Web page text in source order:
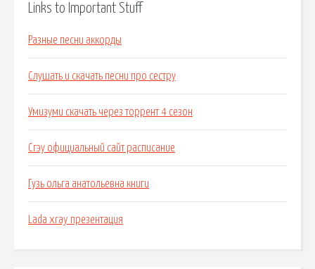
Links to Important Stuff
Разные песни аккорды
Слушать и скачать песни про сестру
Умизуми скачать через торрент 4 сезон
Сгэу официальный сайт расписание
Гузь ольга анатольевна книги
Lada xray презентация